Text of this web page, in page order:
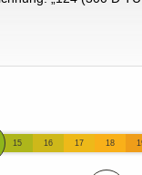
15 16 17 18